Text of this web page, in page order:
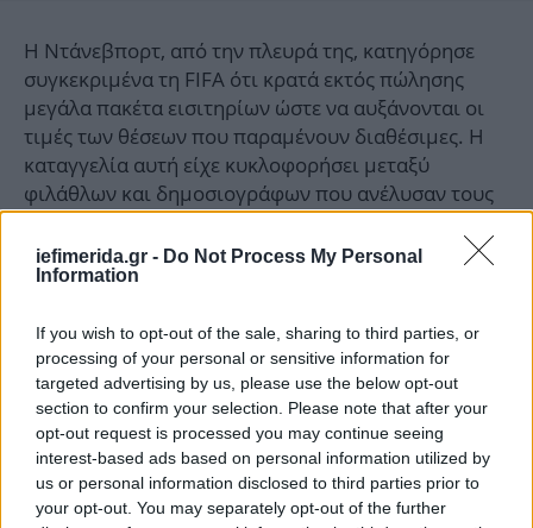
iefimerida.gr - Do Not Process My Personal
Information
If you wish to opt-out of the sale, sharing to third parties, or
processing of your personal or sensitive information for
targeted advertising by us, please use the below opt-out
section to confirm your selection. Please note that after your
opt-out request is processed you may continue seeing
interest-based ads based on personal information utilized by
us or personal information disclosed to third parties prior to
your opt-out. You may separately opt-out of the further
Η Ντάνεβπορτ, από την πλευρά της, κατηγόρησε
συγκεκριμένα τη FIFA ότι κρατά εκτός πώλησης
μεγάλα πακέτα εισιτηρίων ώστε να αυξάνονται οι
τιμές των θέσεων που παραμένουν διαθέσιμες. Η
καταγγελία αυτή είχε κυκλοφορήσει μεταξύ
φιλάθλων και δημοσιογράφων που ανέλυσαν τους
χάρτες διάθεσης εισιτηρίων της FIFA, όμως αυτή
είναι η πρώτη φορά που διατυπώνεται επίσημα.
Σάμουελ Λέβιν, επίτροπο του Τμήματος
Προστασίας Καταναλωτών και Εργαζομένων της
Νέας Υόρκης (DCWP), ο οποίος δήλωσε ότι η
φερόμενη συμπεριφορά της FIFA «παραβιάζει τη
νομοθεσία προστασίας καταναλωτών της πόλης».
Μετά την ανακοίνωση της έρευνας, η κυβερνήτης